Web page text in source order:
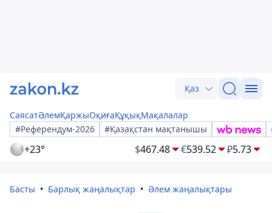
Қаз
СаясатӘлемҚаржыОқиғаҚұқықМақалалар
#Референдум-2026
#Қазақстан мақтанышы
+23° $467.48 €539.52 ₽5.73
Басты Барлық жаңалықтар Әлем жаңалықтары